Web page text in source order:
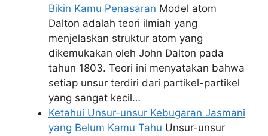
Bikin Kamu Penasaran Model atom
Dalton adalah teori ilmiah yang
menjelaskan struktur atom yang
dikemukakan oleh John Dalton pada
tahun 1803. Teori ini menyatakan bahwa
setiap unsur terdiri dari partikel-partikel
yang sangat kecil…
Ketahui Unsur-unsur Kebugaran Jasmani
yang Belum Kamu Tahu Unsur-unsur